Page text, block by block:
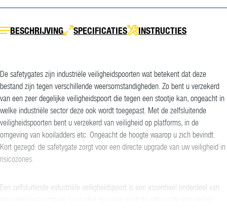
BESCHRIJVING SPECIFICATIES INSTRUCTIES
De safetygates zijn industriële veiligheidspoorten wat betekent dat deze
bestand zijn tegen verschillende weersomstandigheden. Zo bent u verzekerd
van een zeer degelijke veiligheidspoort die tegen een stootje kan, ongeacht in
welke industriële sector deze ook wordt toegepast. Met de zelfsluitende
veiligheidspoorten bent u verzekerd van veiligheid op platforms, in de
omgeving van kooiladders etc. Ongeacht de hoogte waarop u zich bevindt.
Kort gezegd: de safetygate zorgt voor een directe upgrade van uw veiligheid in
risicozones.
Een zelfsluitende industriële veiligheidspoort is een essentieel onderdeel van